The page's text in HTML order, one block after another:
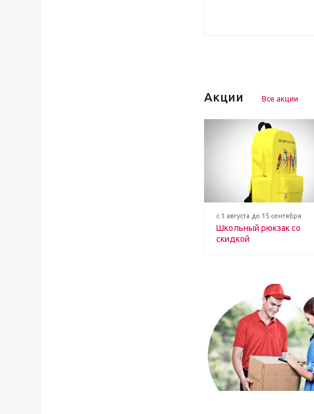
Акции Все акции
с 1 августа до 15 сентября
Школьный рюкзак со
скидкой